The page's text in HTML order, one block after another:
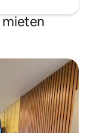
mieten